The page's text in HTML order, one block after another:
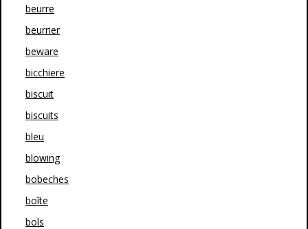
beurre
beurrier
beware
bicchiere
biscuit
biscuits
bleu
blowing
bobeches
boîte
bols